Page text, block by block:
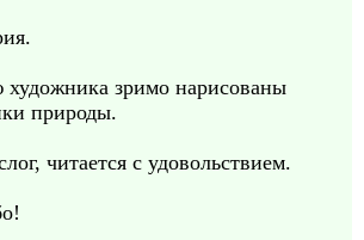
зримо нарисованы
природы.
читается с удовольствием.